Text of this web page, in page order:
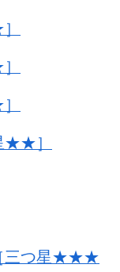
★★］
三つ星★★★